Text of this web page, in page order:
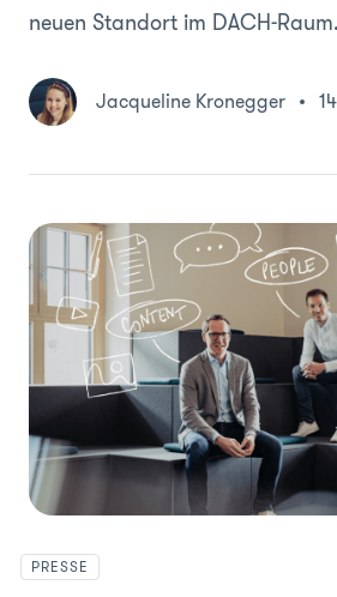
neuen Standort im DACH-Raum.
Jacqueline Kronegger
PRESSE